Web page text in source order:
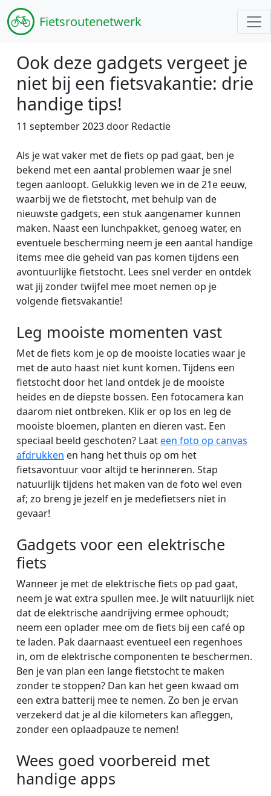
Fietsroutenetwerk
Ook deze gadgets vergeet je
niet bij een fietsvakantie: drie
handige tips!
11 september 2023 door Redactie
Als je wat vaker met de fiets op pad gaat, ben je
bekend met een aantal problemen waar je snel
tegen aanloopt. Gelukkig leven we in de 21e eeuw,
waarbij we de fietstocht, met behulp van de
nieuwste gadgets, een stuk aangenamer kunnen
maken. Naast een lunchpakket, genoeg water, en
eventuele bescherming neem je een aantal handige
items mee die geheid van pas komen tijdens een
avontuurlijke fietstocht. Lees snel verder en ontdek
wat jij zonder twijfel mee moet nemen op je
volgende fietsvakantie!
Leg mooiste momenten vast
Met de fiets kom je op de mooiste locaties waar je
met de auto haast niet kunt komen. Tijdens een
fietstocht door het land ontdek je de mooiste
heides en de diepste bossen. Een fotocamera kan
daarom niet ontbreken. Klik er op los en leg de
mooiste bloemen, planten en dieren vast. Een
speciaal beeld geschoten? Laateen foto op canvas
afdrukken en hang het thuis op om het
fietsavontuur voor altijd te herinneren. Stap
natuurlijk tijdens het maken van de foto wel even
af; zo breng je jezelf en je medefietsers niet in
gevaar!
Gadgets voor een elektrische
fiets
Wanneer je met de elektrische fiets op pad gaat,
neem je wat extra spullen mee. Je wilt natuurlijk niet
dat de elektrische aandrijving ermee ophoudt;
neem een oplader mee om de fiets bij een café op
te laden. Pak daarnaast eventueel een regenhoes
in, om de elektrische componenten te beschermen.
Ben je van plan een lange fietstocht te maken
zonder te stoppen? Dan kan het geen kwaad om
een extra batterij mee te nemen. Zo ben je ervan
verzekerd dat je al die kilometers kan afleggen,
zonder een oplaadpauze te nemen!
Wees goed voorbereid met
handige apps